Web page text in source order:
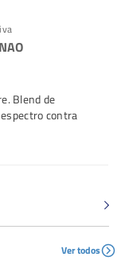
Blend de
contra
care. Blend de
espectro
Ver todos